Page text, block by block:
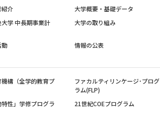
介
大学概要・基礎データ
学 中長期事業計
大学の取り組み
動 情報の公表
構（全学的教育プ
ファカルティリンケージ･プログ
ラム(FLP)
性」学修プログラ
21世紀COEプログラム